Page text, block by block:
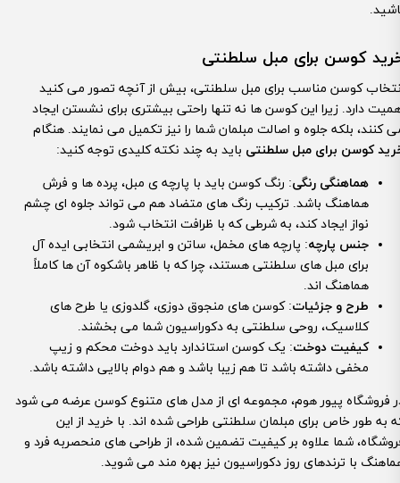
کوسن برای مبل سلطنتی
کوسن مناسب برای مبل سلطنتی، بیش از آنچه تصور می کنید
دارد. زیرا این کوسن ها نه تنها راحتی بیشتری برای نشستن ایجاد
کنند، بلکه جلوه و اصالت مبلمان شما را نیز تکمیل می نمایند. هنگام
کوسن برای مبل سلطنتی باید به چند نکته کلیدی توجه کنید:
هماهنگی رنگی: رنگ کوسن باید با پارچه ی مبل، پرده ها و فرش
هماهنگ باشد. ترکیب رنگ های متضاد هم می تواند جلوه ای چشم
نواز ایجاد کند، به شرطی که با ظرافت انتخاب شود.
جنس پارچه: پارچه های مخمل، ساتن و ابریشمی انتخابی ایده آل
برای مبل های سلطنتی هستند، چرا که با ظاهر باشکوه آن ها کاملاً
هماهنگ اند.
طرح و جزئیات: کوسن های منجوق دوزی، گلدوزی یا طرح های
کلاسیک، روحی سلطنتی به دکوراسیون شما می بخشند.
کیفیت دوخت: یک کوسن استاندارد باید دوخت محکم و زیپ
مخفی داشته باشد تا هم زیبا باشد و هم دوام بالایی داشته باشد.
فروشگاه پیور هوم، مجموعه ای از مدل های متنوع کوسن عرضه می شود
به طور خاص برای مبلمان سلطنتی طراحی شده اند. با خرید از این
شما علاوه بر کیفیت تضمین شده، از طراحی های منحصربه فرد و
با ترندهای روز دکوراسیون نیز بهره مند می شوید.